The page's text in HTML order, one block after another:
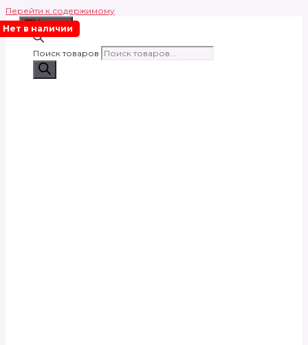
Перейти к содержимому
Меню
Поиск товаров
Нет в наличии